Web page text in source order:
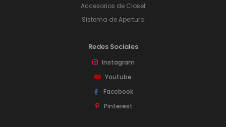
Accesorios de Closet
Sistema de Apertura
Redes Sociales
Instagram
Youtube
Facebook
Pinterest